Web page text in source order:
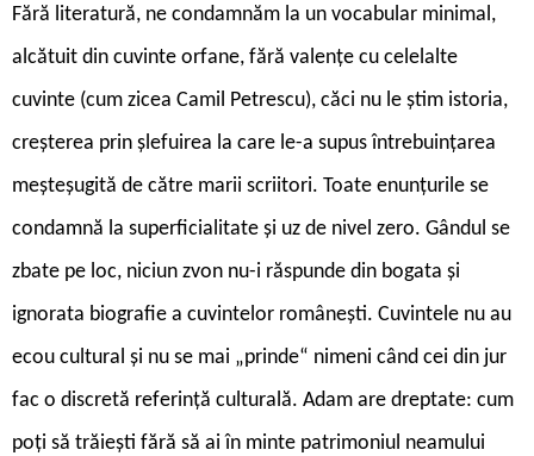
Fără literatură, ne condamnăm la un vocabular minimal,
alcătuit din cuvinte orfane, fără valențe cu celelalte
cuvinte (cum zicea Camil Petrescu), căci nu le știm istoria,
creșterea prin șlefuirea la care le-a supus întrebuințarea
meșteșugită de către marii scriitori. Toate enunțurile se
condamnă la superficialitate și uz de nivel zero. Gândul se
zbate pe loc, niciun zvon nu-i răspunde din bogata și
ignorata biografie a cuvintelor românești. Cuvintele nu au
ecou cultural și nu se mai „prinde“ nimeni când cei din jur
fac o discretă referință culturală. Adam are dreptate: cum
poți să trăiești fără să ai în minte patrimoniul neamului